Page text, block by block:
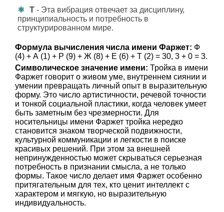
Т - Эта вибрация отвечает за дисциплину,
принципиальность и потребность в
структурированном мире.
Формула вычисления числа имени Фаржет: Ф
(4) + А (1) + Р (9) + Ж (8) + Е (6) + Т (2) = 30, 3 + 0 = 3.
Символическое значение имени: Тройка в имени
Фаржет говорит о живом уме, внутреннем сиянии и
умении превращать личный опыт в выразительную
форму. Это число артистичности, речевой точности
и тонкой социальной пластики, когда человек умеет
быть заметным без чрезмерности. Для
носительницы имени Фаржет тройка нередко
становится знаком творческой подвижности,
культурной коммуникации и легкости в поиске
красивых решений. При этом за внешней
непринужденностью может скрываться серьезная
потребность в признании смысла, а не только
формы. Такое число делает имя Фаржет особенно
притягательным для тех, кто ценит интеллект с
характером и мягкую, но выразительную
индивидуальность.